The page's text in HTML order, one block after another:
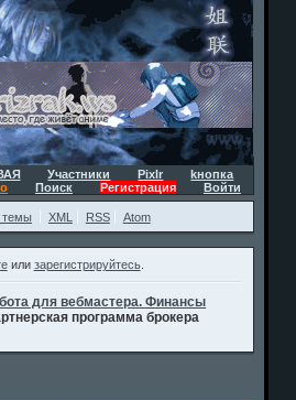
Участники Pixlr
kнопка
Поиск Регистрация Войти
темы XML RSS Atom
или зарегистрируйтесь.
для вебмастера. Финансы
программа брокера